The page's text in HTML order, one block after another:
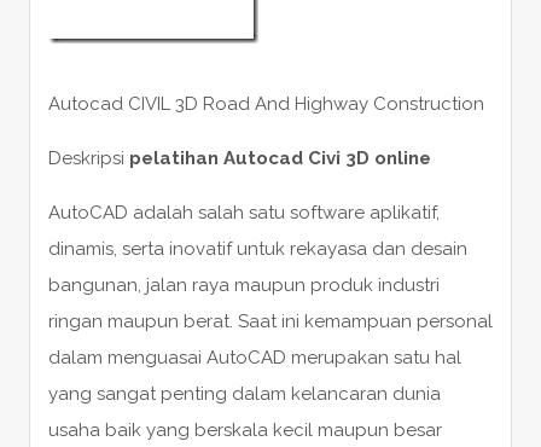
Autocad CIVIL 3D Road And Highway Construction
Deskripsi pelatihan Autocad Civi 3D online
AutoCAD adalah salah satu software aplikatif,
dinamis, serta inovatif untuk rekayasa dan desain
bangunan, jalan raya maupun produk industri
ringan maupun berat. Saat ini kemampuan personal
dalam menguasai AutoCAD merupakan satu hal
yang sangat penting dalam kelancaran dunia
usaha baik yang berskala kecil maupun besar